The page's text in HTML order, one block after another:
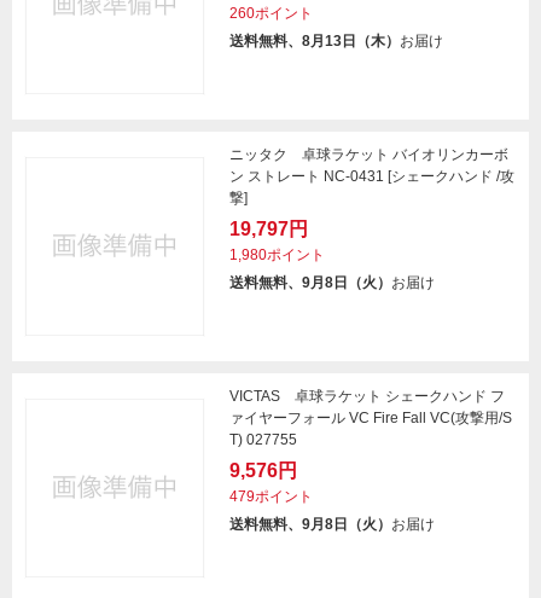
260ポイント
送料無料、8月13日（木） お届け
ニッタク 卓球ラケット バイオリンカーボ
ン ストレート NC-0431 [シェークハンド /攻
撃]
19,797円
1,980ポイント
送料無料、9月8日（火） お届け
VICTAS 卓球ラケット シェークハンド フ
ァイヤーフォール VC Fire Fall VC(攻撃用/S
T) 027755
9,576円
479ポイント
送料無料、9月8日（火） お届け